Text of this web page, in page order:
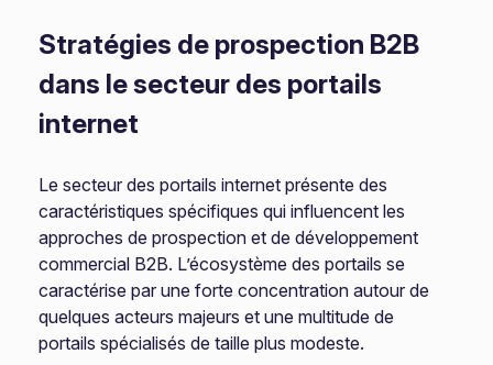
Stratégies de prospection B2B
dans le secteur des portails
internet
Le secteur des portails internet présente des
caractéristiques spécifiques qui influencent les
approches de prospection et de développement
commercial B2B. L’écosystème des portails se
caractérise par une forte concentration autour de
quelques acteurs majeurs et une multitude de
portails spécialisés de taille plus modeste.